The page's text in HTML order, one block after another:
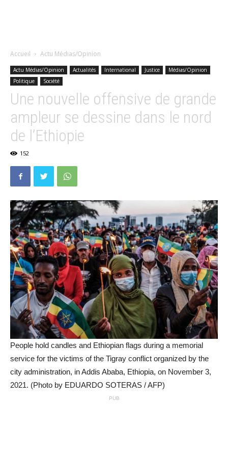
Accueil Actu Médias/Opinion
Actu Médias/Opinion Actualités International Justice
Médias/Opinion
Politique
Société
Une nouvelle offensive de grande
ampleur se dessine dans le nord
de l’Ethiopie
152
People hold candles and Ethiopian flags during a memorial
service for the victims of the Tigray conflict organized by the
city administration, in Addis Ababa, Ethiopia, on November 3,
2021. (Photo by EDUARDO SOTERAS / AFP)
PUB